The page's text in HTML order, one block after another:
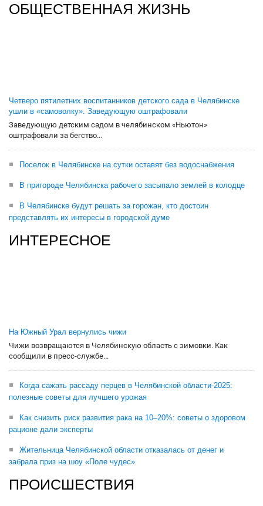
ОБЩЕСТВЕННАЯ ЖИЗНЬ
Четверо пятилетних воспитанников детского сада в Челябинске
ушли в «самоволку». Заведующую оштрафовали
Заведующую детским садом в челябинском «Ньютон»
оштрафовали за бегство...
Поселок в Челябинске на сутки оставят без водоснабжения
В пригороде Челябинска рабочего засыпало землей в колодце
В Челябинске будут решать за горожан, кто достоин
представлять их интересы в городской думе
ИНТЕРЕСНОЕ
На Южный Урал вернулись чижи
Чижи возвращаются в Челябинскую область с зимовки. Как
сообщили в пресс-службе...
Когда сажать рассаду перцев в Челябинской области-2025:
полезные советы для лучшего урожая
Как снизить риск развития рака на 10–20%: советы о здоровом
рационе дали эксперты
Жительница Челябинской области отказалась от денег и
забрала приз на шоу «Поле чудес»
ПРОИСШЕСТВИЯ